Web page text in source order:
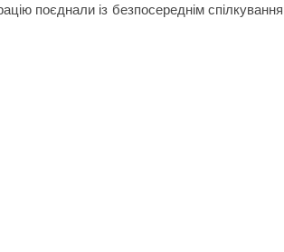
поєднали із безпосереднім